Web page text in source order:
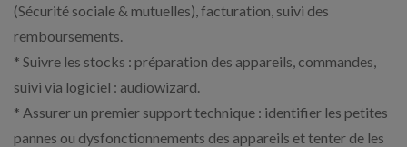
(Sécurité sociale & mutuelles), facturation, suivi des
remboursements.
* Suivre les stocks : préparation des appareils, commandes,
suivi via logiciel : audiowizard.
* Assurer un premier support technique : identifier les petites
pannes ou dysfonctionnements des appareils et tenter de les